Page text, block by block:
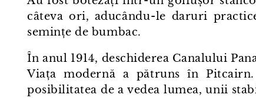
câteva ori, aducându⁠-⁠le daruri
semințe de bumbac.
În anul 1914, deschiderea Canalului
Viața modernă a pătruns în
posibilitatea de a vedea lumea, unii